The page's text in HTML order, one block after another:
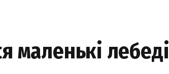
маленькі лебеді